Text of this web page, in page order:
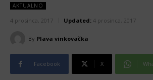
AKTUALNO
4 prosinca, 2017 Updated: 4 prosinca, 2017
By Plava vinkovačka
Facebook X